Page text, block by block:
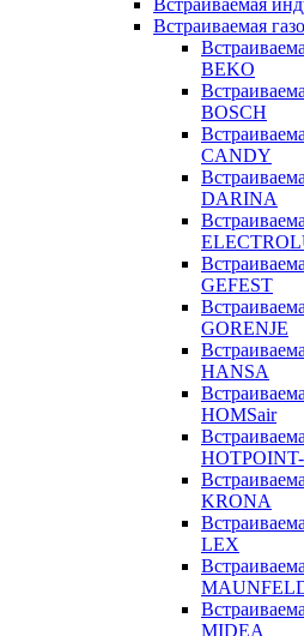
Встраиваемая
Встраиваемая
BEKO
BOSCH
CANDY
DARINA
GEFEST
GORENJE
HANSA
HOMSair
KRONA
LEX
MIDEA